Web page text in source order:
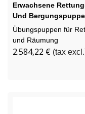
Erwachsene
Und Bergungspuppe
Übungspuppen für
und Räumung
2.584,22 € (tax